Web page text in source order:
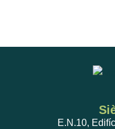
E.N.10,